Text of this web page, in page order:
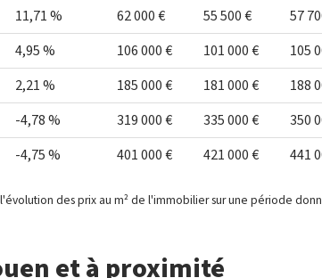
11,71 % 62 000 € 55 500 €
57
4,95 % 106 000 € 101 000 €
105
2,21 % 185 000 € 181 000 €
188
-4,78 % 319 000 € 335 000 €
350
-4,75 % 401 000 € 421 000 € 441
des prix au m² de l'immobilier sur une période
et à proximité